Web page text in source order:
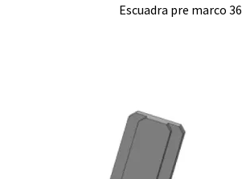
Escuadra pre marco 36